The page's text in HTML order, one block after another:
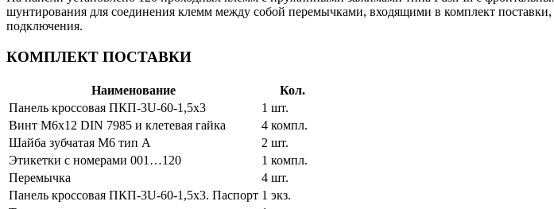
шунтирования для соединения клемм между собой перемычками, входящими в комплект
подключения.
КОМПЛЕКТ ПОСТАВКИ
Наименование
Кол.
Панель кроссовая ПКП-3U-60-1,5х3
1 шт.
Винт М6х12 DIN 7985 и клетевая гайка
4 компл.
Шайба зубчатая М6 тип А
2 шт.
Этикетки с номерами 001…120
1 компл.
Перемычка
4 шт.
Панель кроссовая ПКП-3U-60-1,5х3. Паспорт 1 экз.